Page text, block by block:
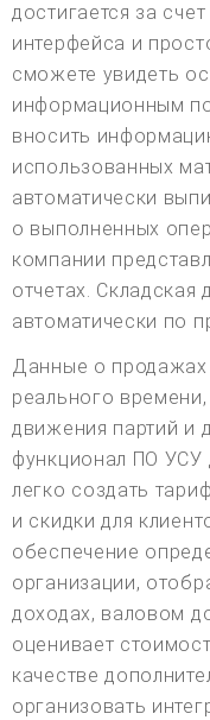
достигается за
интерфейса и
сможете увидеть
информационным
вносить
использованных
автоматически
о выполненных
компании
отчетах. Складская
автоматически по
Данные о продажах
реального
движения партий и
функционал ПО УСУ
легко создать
и скидки для
обеспечение
организации,
доходах, валовом
оценивает
качестве
организовать